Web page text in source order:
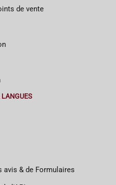
de vente
LANGUES
avis & de Formulaires